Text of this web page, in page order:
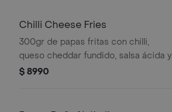
Chilli Cheese Fries
300gr de papas fritas con chilli,
queso cheddar fundido, salsa ácida y
jalapeños.
$ 8990